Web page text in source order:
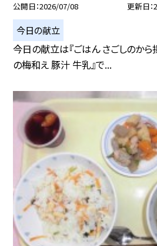
公開日 2026/07/08 更新日
今日の献立
今日の献立は『ごはん さごしのか
の梅和え 豚汁 牛乳』で...